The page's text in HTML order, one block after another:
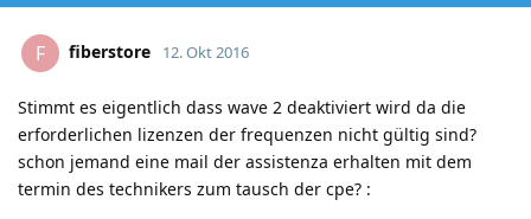
F fiberstore 12. Okt 2016
Stimmt es eigentlich dass wave 2 deaktiviert wird da die
erforderlichen lizenzen der frequenzen nicht gültig sind?
schon jemand eine mail der assistenza erhalten mit dem
termin des technikers zum tausch der cpe? :